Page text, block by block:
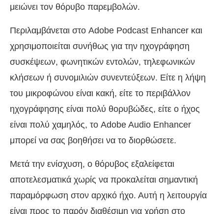
μειώνει τον θόρυβο παρεμβολών.
Περιλαμβάνεται στο Adobe Podcast Enhancer και
χρησιμοποιείται συνήθως για την ηχογράφηση
συσκέψεων, φωνητικών εντολών, τηλεφωνικών
κλήσεων ή συνομιλιών συνεντεύξεων. Είτε η λήψη
του μικροφώνου είναι κακή, είτε το περιβάλλον
ηχογράφησης είναι πολύ θορυβώδες, είτε ο ήχος
είναι πολύ χαμηλός, το Adobe Audio Enhancer
μπορεί να σας βοηθήσει να το διορθώσετε.
Μετά την ενίσχυση, ο θόρυβος εξαλείφεται
αποτελεσματικά χωρίς να προκαλείται σημαντική
παραμόρφωση στον αρχικό ήχο. Αυτή η λειτουργία
είναι προς το παρόν διαθέσιμη για χρήση στο